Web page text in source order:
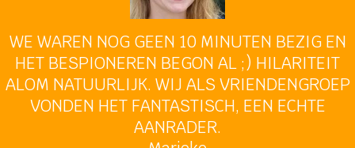
WE WAREN NOG GEEN 10 MINUTEN BEZIG EN
HET BESPIONEREN BEGON AL ;) HILARITEIT
ALOM NATUURLIJK. WIJ ALS VRIENDENGROEP
VONDEN HET FANTASTISCH, EEN ECHTE
AANRADER.